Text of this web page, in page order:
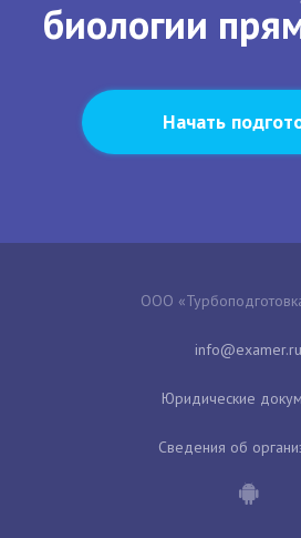
биологии
Начать
ООО
Юридические
Сведения об